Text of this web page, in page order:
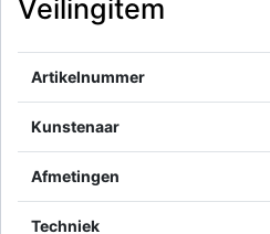
Veilingitem
Artikelnummer
Kunstenaar
Afmetingen
Techniek